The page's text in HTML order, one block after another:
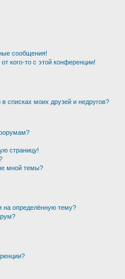
сообщения!
кого-то с этой конференции!
списках моих друзей и недругов?
страницу!
мной темы?
на определённую тему?